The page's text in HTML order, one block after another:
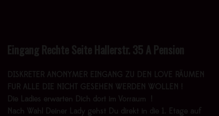
Eingang Rechte Seite Hallerstr. 35 A Pension
DISKRETER ANONYMER EINGANG ZU DEN LOVE RÄUMEN
FÜR ALLE DIE NICHT GESEHEN WERDEN WOLLEN !
Die Ladies erwarten Dich dort im Vorraum !
Nach Wahl Deiner Lady gehst Du direkt in die 1. Etage auf